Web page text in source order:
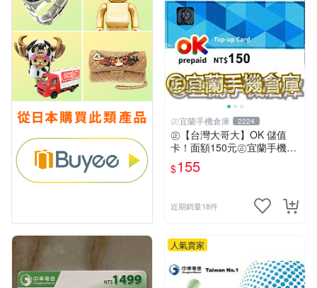
㊣宜蘭手機倉庫 2224
㊣【台灣大哥大】OK 儲值
卡！面額150元㊣宜蘭手機倉
庫
$155
近期銷量18件
人氣賣家